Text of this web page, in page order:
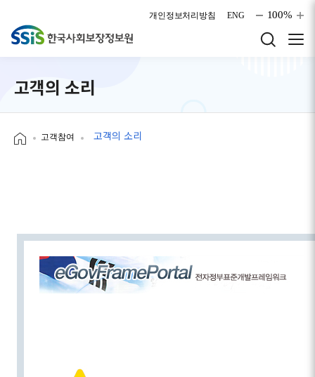
개인정보처리방침
ENG 100%
고객의 소리
고객참여 고객의 소리